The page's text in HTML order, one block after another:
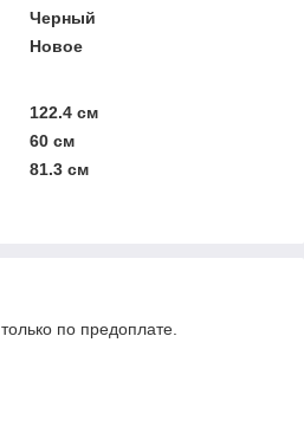
Черный
Новое
122.4 см
60 см
81.3 см
по предоплате.